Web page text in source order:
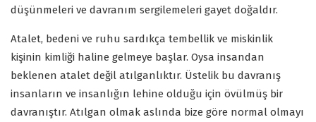
düşünmeleri ve davranım sergilemeleri gayet doğaldır.
Atalet, bedeni ve ruhu sardıkça tembellik ve miskinlik
kişinin kimliği haline gelmeye başlar. Oysa insandan
beklenen atalet değil atılganlıktır. Üstelik bu davranış
insanların ve insanlığın lehine olduğu için övülmüş bir
davranıştır. Atılgan olmak aslında bize göre normal olmayı